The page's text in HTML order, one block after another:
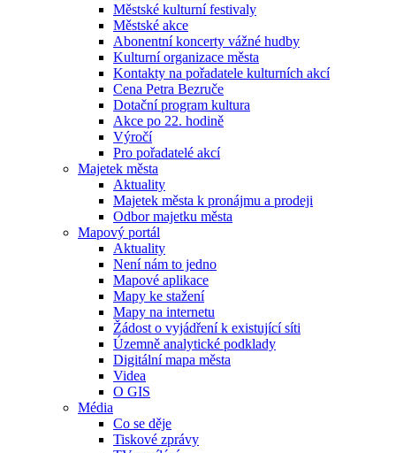
Městské kulturní festivaly
Městské akce
Abonentní koncerty vážné hudby
Kulturní organizace města
Kontakty na pořadatele kulturních akcí
Cena Petra Bezruče
Dotační program kultura
Akce po 22. hodině
Výročí
Pro pořadatelé akcí
Majetek města
Aktuality
Majetek města k pronájmu a prodeji
Odbor majetku města
Mapový portál
Aktuality
Není nám to jedno
Mapové aplikace
Mapy ke stažení
Mapy na internetu
Žádost o vyjádření k existující síti
Územně analytické podklady
Digitální mapa města
Videa
O GIS
Média
Co se děje
Tiskové zprávy